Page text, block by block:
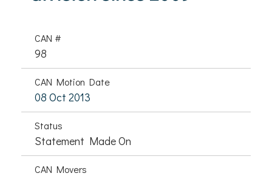
CAN #
98
CAN Motion Date
08 Oct 2013
Status
Statement Made On
CAN Movers